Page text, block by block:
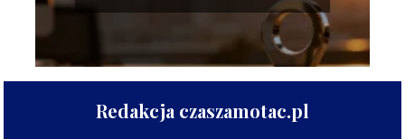
Redakcja czaszamotac.pl